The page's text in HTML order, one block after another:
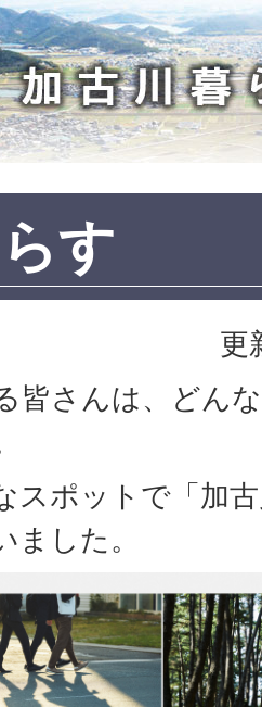
す
更
皆さんは、どん
スポットで「加
ました。